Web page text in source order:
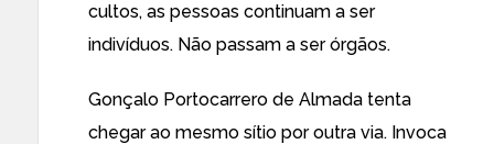
cultos, as pessoas continuam a ser
indivíduos. Não passam a ser órgãos.
Gonçalo Portocarrero de Almada tenta
chegar ao mesmo sítio por outra via. Invoca